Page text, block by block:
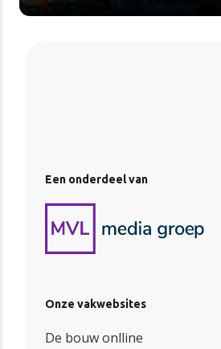
Een onderdeel van
Onze vakwebsites
De bouw onlline